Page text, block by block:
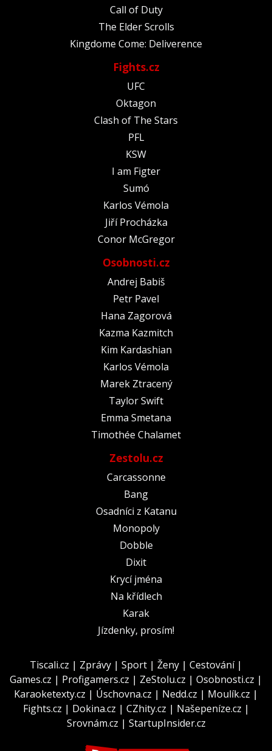
Call of Duty
The Elder Scrolls
Kingdome Come: Deliverence
Fights.cz
UFC
Oktagon
Clash of The Stars
PFL
KSW
I am Figter
Sumó
Karlos Vémola
Jiří Procházka
Conor McGregor
Osobnosti.cz
Andrej Babiš
Petr Pavel
Hana Zagorová
Kazma Kazmitch
Kim Kardashian
Karlos Vémola
Marek Ztracený
Taylor Swift
Emma Smetana
Timothée Chalamet
Zestolu.cz
Carcassonne
Bang
Osadníci z Katanu
Monopoly
Dobble
Dixit
Krycí jména
Na křídlech
Karak
Jízdenky, prosím!
Tiscali.cz | Zprávy | Sport | Ženy | Cestování|
Games.cz | Profigamers.cz | ZeStolu.cz | Osobnosti.cz |
Karaoketexty.cz | Úschovna.cz | Nedd.cz | Moulík.cz |
Fights.cz | Dokina.cz | CZhity.cz | Našepeníze.cz |
Srovnám.cz | StartupInsider.cz